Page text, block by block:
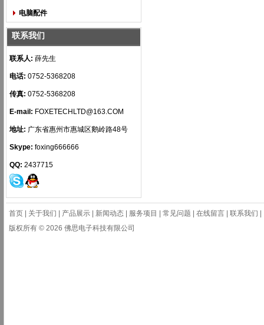
电脑配件
联系我们
联系人: 薛先生
电话: 0752-5368208
传真: 0752-5368208
E-mail: FOXETECHLTD@163.COM
地址: 广东省惠州市惠城区鹅岭路48号
Skype: foxing666666
QQ: 2437715
首页 关于我们 产品展示 新闻动态 服务项目 常见问题 在线留言 联系我们
版权所有 © 2026 佛思电子科技有限公司